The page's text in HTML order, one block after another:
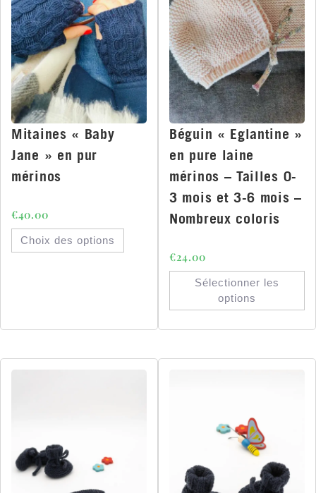
Mitaines « Baby
Jane » en pur
mérinos
€40.00
Choix des options
Béguin « Eglantine »
en pure laine
mérinos – Tailles 0-
3 mois et 3-6 mois –
Nombreux coloris
€24.00
Sélectionner les
options